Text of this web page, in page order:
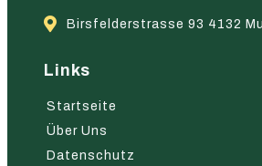
Birsfelderstrasse 93 4132
Links
Startseite
Über Uns
Datenschutz